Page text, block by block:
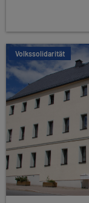
Volkssolidarität